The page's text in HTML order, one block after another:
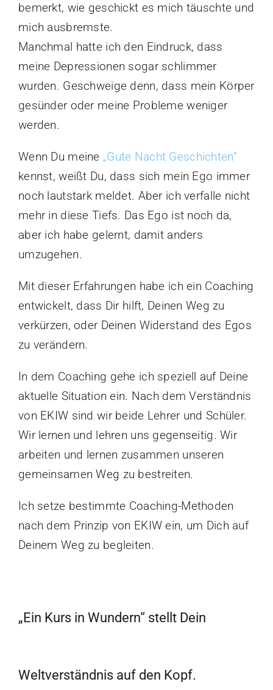
bemerkt, wie geschickt es mich täuschte und
mich ausbremste.
Manchmal hatte ich den Eindruck, dass
meine Depressionen sogar schlimmer
wurden. Geschweige denn, dass mein Körper
gesünder oder meine Probleme weniger
werden.
Wenn Du meine „Gute Nacht Geschichten“
kennst, weißt Du, dass sich mein Ego immer
noch lautstark meldet. Aber ich verfalle nicht
mehr in diese Tiefs. Das Ego ist noch da,
aber ich habe gelernt, damit anders
umzugehen.
Mit dieser Erfahrungen habe ich ein Coaching
entwickelt, dass Dir hilft, Deinen Weg zu
verkürzen, oder Deinen Widerstand des Egos
zu verändern.
In dem Coaching gehe ich speziell auf Deine
aktuelle Situation ein. Nach dem Verständnis
von EKIW sind wir beide Lehrer und Schüler.
Wir lernen und lehren uns gegenseitig.Wir
arbeiten und lernen zusammen unseren
gemeinsamen Weg zu bestreiten.
Ich setze bestimmte Coaching-Methoden
nach dem Prinzip von EKIW ein, um Dich auf
Deinem Weg zu begleiten.
„Ein Kurs in Wundern“ stellt Dein
Weltverständnis auf den Kopf.